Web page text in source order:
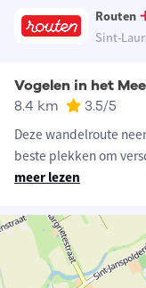
Routen
Sint-
Vogelen in het
8.4 km 3.5/5
Deze wandelroute
beste plekken om
meer lezen